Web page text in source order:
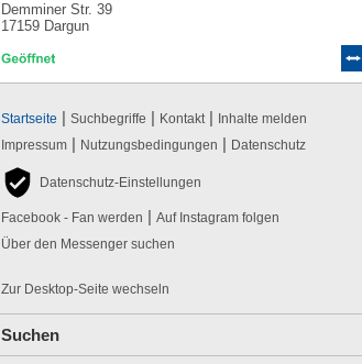
Demminer Str. 39
17159 Dargun
Startseite | Suchbegriffe | Kontakt | Inhalte melden
Impressum | Nutzungsbedingungen | Datenschutz
Datenschutz-Einstellungen
Facebook - Fan werden | Auf Instagram folgen
Über den Messenger suchen
Zur Desktop-Seite wechseln
Suchen